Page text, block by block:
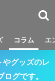
コラム エ
グッズのレ
グです。